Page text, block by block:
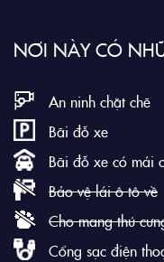
NƠI NÀY CÓ
An ninh chặt chẽ
Bãi đỗ xe
Bãi đỗ xe có mái
Bảo vệ lái ô tô về
Cho mang thú
Cổng sạc điện